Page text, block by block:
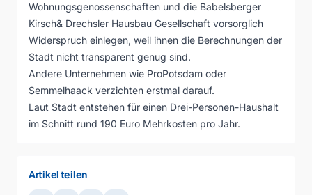
Wohnungsgenossenschaften und die Babelsberger
Kirsch& Drechsler Hausbau Gesellschaft vorsorglich
Widerspruch einlegen, weil ihnen die Berechnungen der
Stadt nicht transparent genug sind.
Andere Unternehmen wie ProPotsdam oder
Semmelhaack verzichten erstmal darauf.
Laut Stadt entstehen für einen Drei-Personen-Haushalt
im Schnitt rund 190 Euro Mehrkosten pro Jahr.
Artikel teilen